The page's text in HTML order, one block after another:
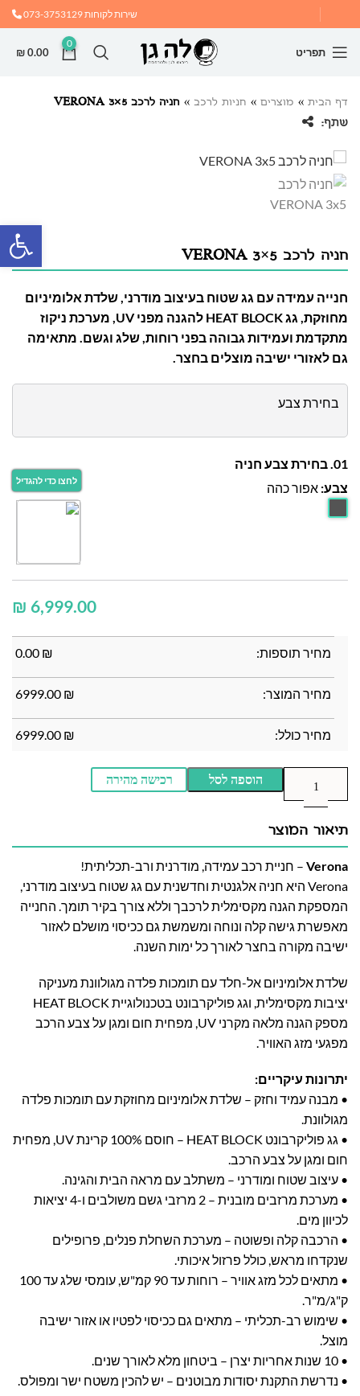
שירות לקוחות073-3753129
תפריט
0
₪0.00
דף הבית » מוצרים » חניות לרכב » חניה לרכב VERONA 3×5
שתף:
חניה לרכב VERONA 3×5
חנייה עמידה עם גג שטוח בעיצוב מודרני, שלדת אלומיניום
מחוזקת, גג HEAT BLOCK להגנה מפני UV, מערכת ניקוז
מתקדמת ועמידות גבוהה בפני רוחות, שלג וגשם. מתאימה
גם לאזורי ישיבה מוצלים בחצר.
בחירת צבע
01. בחירת צבע חניה
צבע: אפור כהה
₪
מחיר תוספות: ₪
0.00
מחיר המוצר: ₪
6999.00
מחיר כולל: ₪
6999.00
הוספה לסל רכישה מהירה
תיאור המוצר
Verona – חניית רכב עמידה, מודרנית ורב-תכליתית!
Verona היא חניה אלגנטית וחדשנית עם גג שטוח בעיצוב מודרני,
המספקת הגנה מקסימלית לרכבך וללא צורך בקיר תומך. החנייה
מאפשרת גישה קלה ונוחה ומשמשת גם ככיסוי מושלם לאזור
ישיבה מקורה בחצר לאורך כל ימות השנה.
שלדת אלומיניום אל-חלד עם תומכות פלדה מגולוונת מעניקה
יציבות מקסימלית, וגג פוליקרבונט בטכנולוגיית HEAT BLOCK
מספק הגנה מלאה מקרני UV, מפחית חום ומגן על צבע הרכב
מפגעי מזג האוויר.
יתרונות עיקריים:
• מבנה עמיד וחזק – שלדת אלומיניום מחוזקת עם תומכות פלדה
מגולוונת.
• גג פוליקרבונט HEAT BLOCK – חוסם 100% קרינת UV, מפחית
חום ומגן על צבע הרכב.
• עיצוב שטוח ומודרני – משתלב עם מראה הבית והגינה.
• מערכת מרזבים מובנית – 2 מרזבי גשם משולבים ו-4 יציאות
לכיוון מים.
• הרכבה קלה ופשוטה – מערכת השחלת פנלים, פרופילים
שנקדחו מראש, כולל פרזול איכותי.
• מתאים לכל מזג אוויר – רוחות עד 90 קמ"ש, עומסי שלג עד 100
ק"ג/מ"ר.
• שימוש רב-תכליתי – מתאים גם ככיסוי לפטיו או אזור ישיבה
מוצל.
• 10 שנות אחריות יצרן – ביטחון מלא לאורך שנים.
• נדרשת התקנת יסודות מבוטנים – יש להכין משטח ישר ומפולס.